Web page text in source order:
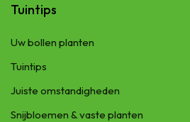
Tuintips
Uw bollen planten
Tuintips
Juiste omstandigheden
Snijbloemen & vaste planten